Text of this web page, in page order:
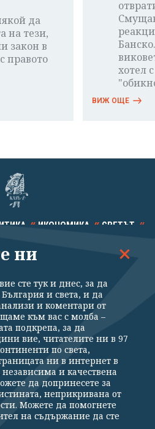
да
на тези,
закон в
правото
хотел
ВИЖ ОЩЕ
ИКОНОМИКА СВЕТЪТ
КАЛЕЙДОСКОП
за поверителност
Контакти
За Клуб Z
Подкрепете ни
Зебра Медия“ ЕООД, София, ул. "Алеко
ни
сте тук и днес, за да
и света, и да
и коментари от
към вас с молба –
подкрепа, за да
вие, читателите ни в 97
по света,
ни в интернет в
и качествена
да допринесете за
неприкривана от
Можете да помогнете
на съдържание да сте